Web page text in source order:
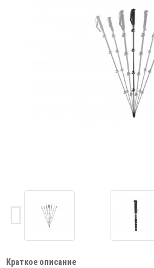
Краткое описание